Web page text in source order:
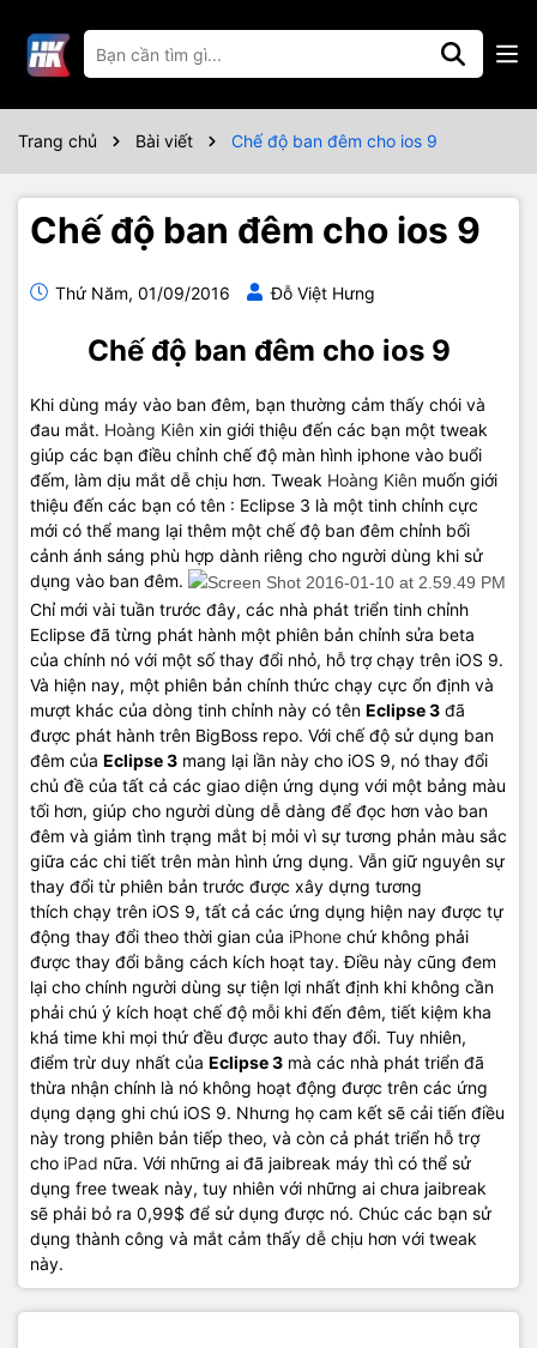
Trang chủ Bài viết Chế độ ban đêm cho ios 9
Chế độ ban đêm cho ios 9
Thứ Năm, 01/09/2016 Đỗ Việt Hưng
Chế độ ban đêm cho ios 9
Khi dùng máy vào ban đêm, bạn thường cảm thấy chói và
đau mắt. Hoàng Kiên xin giới thiệu đến các bạn một tweak
giúp các bạn điều chỉnh chế độ màn hình iphone vào buổi
đếm, làm dịu mắt dễ chịu hơn. Tweak Hoàng Kiên muốn giới
thiệu đến các bạn có tên : Eclipse 3 là một tinh chỉnh cực
mới có thể mang lại thêm một chế độ ban đêm chỉnh bối
cảnh ánh sáng phù hợp dành riêng cho người dùng khi sử
dụng vào ban đêm.
Chỉ mới vài tuần trước đây, các nhà phát triển tinh chỉnh
Eclipse đã từng phát hành một phiên bản chỉnh sửa beta
của chính nó với một số thay đổi nhỏ, hỗ trợ chạy trên iOS 9.
Và hiện nay, một phiên bản chính thức chạy cực ổn định và
mượt khác của dòng tinh chỉnh này có tên Eclipse 3 đã
được phát hành trên BigBoss repo. Với chế độ sử dụng ban
đêm của Eclipse 3 mang lại lần này cho iOS 9, nó thay đổi
chủ đề của tất cả các giao diện ứng dụng với một bảng màu
tối hơn, giúp cho người dùng dễ dàng để đọc hơn vào ban
đêm và giảm tình trạng mắt bị mỏi vì sự tương phản màu sắc
giữa các chi tiết trên màn hình ứng dụng. Vẫn giữ nguyên sự
thay đổi từ phiên bản trước được xây dựng tương
thích chạy trên iOS 9, tất cả các ứng dụng hiện nay được tự
động thay đổi theo thời gian của iPhone chứ không phải
được thay đổi bằng cách kích hoạt tay. Điều này cũng đem
lại cho chính người dùng sự tiện lợi nhất định khi không cần
phải chú ý kích hoạt chế độ mỗi khi đến đêm, tiết kiệm kha
khá time khi mọi thứ đều được auto thay đổi. Tuy nhiên,
điểm trừ duy nhất của Eclipse 3 mà các nhà phát triển đã
thừa nhận chính là nó không hoạt động được trên các ứng
dụng dạng ghi chú iOS 9. Nhưng họ cam kết sẽ cải tiến điều
này trong phiên bản tiếp theo, và còn cả phát triển hỗ trợ
cho iPad nữa. Với những ai đã jaibreak máy thì có thể sử
dụng free tweak này, tuy nhiên với những ai chưa jaibreak
sẽ phải bỏ ra 0,99$ để sử dụng được nó. Chúc các bạn sử
dụng thành công và mắt cảm thấy dễ chịu hơn với tweak
này.